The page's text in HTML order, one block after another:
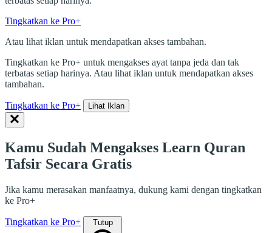
Tingkatkan ke Pro+
Atau lihat iklan untuk mendapatkan akses tambahan.
Tingkatkan ke Pro+ untuk mengakses ayat tanpa jeda dan tak
terbatas setiap harinya. Atau lihat iklan untuk mendapatkan akses
tambahan.
Tingkatkan ke Pro+ Lihat Iklan
Kamu Sudah Mengakses Learn Quran
Tafsir Secara Gratis
Jika kamu merasakan manfaatnya, dukung kami dengan tingkatkan
ke Pro+
Tingkatkan ke Pro+ Tutup